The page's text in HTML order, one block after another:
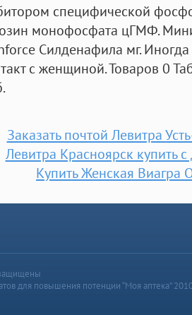
специфической
монофосфата цГМФ.
Силденафила мг.
с женщиной. Товаров 0
Заказать почтой Левитра
Левитра Красноярск купить с
Купить Женская Виагра
для повышения потенции “Моя аптека”